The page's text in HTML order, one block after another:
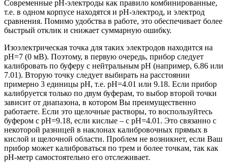
Современные рН-электроды как правило комбинированные,
т.е. в одном корпусе находятся и рН-электрод, и электрод
сравнения. Помимо удобства в работе, это обеспечивает более
быстрый отклик и снижает суммарную ошибку.
Изоэлектрическая точка для таких электродов находится на
рН=7 (0 мВ). Поэтому, в первую очередь, прибор следует
калибровать по буферу с нейтральным рН (например, 6.86 или
7.01). Вторую точку следует выбирать на расстоянии
примерно 3 единицы рН, т.е. рН=4.01 или 9.18. Если прибор
калибруется только по двум буферам, то выбор второй точки
зависит от диапазона, в котором Вы преимущественно
работаете. Если это щелочные растворы, то воспользуйтесь
буфером с рН=9.18, если кислые – с рН=4.01. Это связанно с
некоторой разницей в наклонах калибровочных прямых в
кислой и щелочной области. Проблем не возникнет, если Ваш
прибор может калиброваться по трем и более точкам, так как
рН-метр самостоятельно его отслеживает.